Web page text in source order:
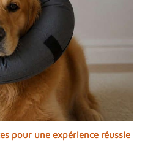
pour une expérience réussie